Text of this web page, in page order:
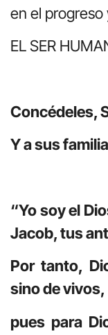
en el progreso
EL SER
Concédeles,
Y a sus
“Yo soy el
Jacob, tus
Por tanto,
sino de vivos,
pues para